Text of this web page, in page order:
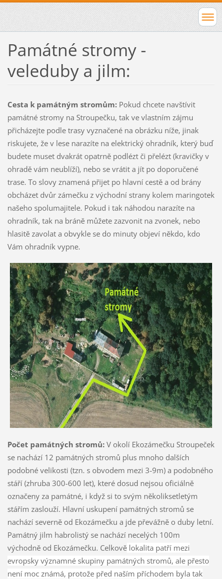
Památné stromy -
veleduby a jilm:
Cesta k památným stromům:Pokud chcete navštívit
památné stromy na Stroupečku, tak ve vlastním zájmu
přicházejte podle trasy vyznačené na obrázku níže, jinak
riskujete, že v lese narazíte na elektrický ohradník, který buď
budete muset dvakrát opatrně podlézt či přelézt (kravičky v
ohradě vám neublíží), nebo se vrátit a jít po doporučené
trase. To slovy znamená přijet po hlavní cestě a od brány
obcházet dvůr zámečku z východní strany kolem maringotek
našeho spolumajitele. Pokud i tak náhodou narazíte na
ohradník, tak na bráně můžete zazvonit na zvonek, nebo
hlasitě zavolat a obvykle se do minuty objeví někdo, kdo
Vám ohradník vypne.
Počet památných stromů:V okolí Ekozámečku Stroupeček
se nachází 12 památných stromů plus mnoho dalších
podobné velikosti (tzn. s obvodem mezi 3-9m) a podobného
stáří (zhruba 300-600 let), které dosud nejsou oficiálně
označeny za památné, i když si to svým několiksetletým
stářím zaslouží. Hlavní uskupení památných stromů se
nachází severně od Ekozámečku a jde převážně o duby letní.
Památný jilm habrolistýse nachází necelých 100m
východně od Ekozámečku. Celkovělokalita patří mezi
evropsky významné skupiny památných stromů, ale přesto
není moc známá, protože před naším příchodem byla tak